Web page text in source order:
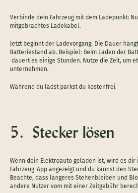
Verbinde dein Fahrzeug mit dem Ladepunkt:
mitgebrachtes Ladekabel.
Jetzt beginnt der Ladevorgang. Die Dauer
Batteriestand ab. Beispiel: Beim Laden der
dauert es einige Stunden. Nutze die Zeit, um
unternehmen.
Während du lädst parkst du kostenfrei.
5. Stecker lösen
Wenn dein Elektroauto geladen ist, wird es dir
Fahrzeug-App angezeigt und du kannst den
Beachte, dass längeres Stehenbleiben und
andere Nutzer vom mit einer Zeitgebühr